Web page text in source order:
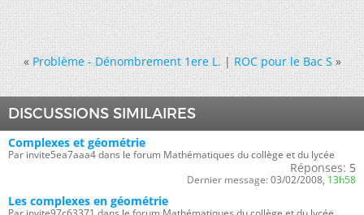
« Problème - Dénombrement 1ere L.|ROC pour le Bac S »
DISCUSSIONS SIMILAIRES
Complexes et géométrie
Par invite5ea7aaa4 dans le forum Mathématiques du collège et du lycée
Réponses: 5
Dernier message: 03/02/2008, 13h58
Les complexes en géométrie